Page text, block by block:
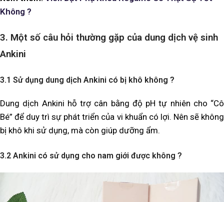
Không ?
3. Một số câu hỏi thường gặp của dung dịch vệ sinh
Ankini
3.1 Sử dụng dung dịch Ankini có bị khô không ?
Dung dịch Ankini hỗ trợ cân bằng độ pH tự nhiên cho “Cô
Bé” để duy trì sự phát triển của vi khuẩn có lợi. Nên sẽ không
bị khô khi sử dụng, mà còn giúp dưỡng ẩm.
3.2 Ankini có sử dụng cho nam giới được không ?